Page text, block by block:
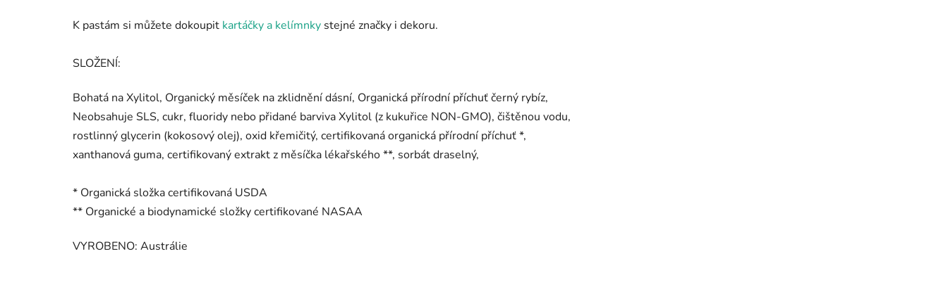
K pastám si můžete dokoupit kartáčky a kelímnky stejné značky i dekoru.
SLOŽENÍ:
Bohatá na Xylitol, Organický měsíček na zklidnění dásní, Organická přírodní příchuť černý rybíz,
Neobsahuje SLS, cukr, fluoridy nebo přidané barviva Xylitol (z kukuřice NON-GMO), čištěnou vodu,
rostlinný glycerin (kokosový olej), oxid křemičitý, certifikovaná organická přírodní příchuť *,
xanthanová guma, certifikovaný extrakt z měsíčka lékařského **, sorbát draselný,
* Organická složka certifikovaná USDA
** Organické a biodynamické složky certifikované NASAA
VYROBENO: Austrálie